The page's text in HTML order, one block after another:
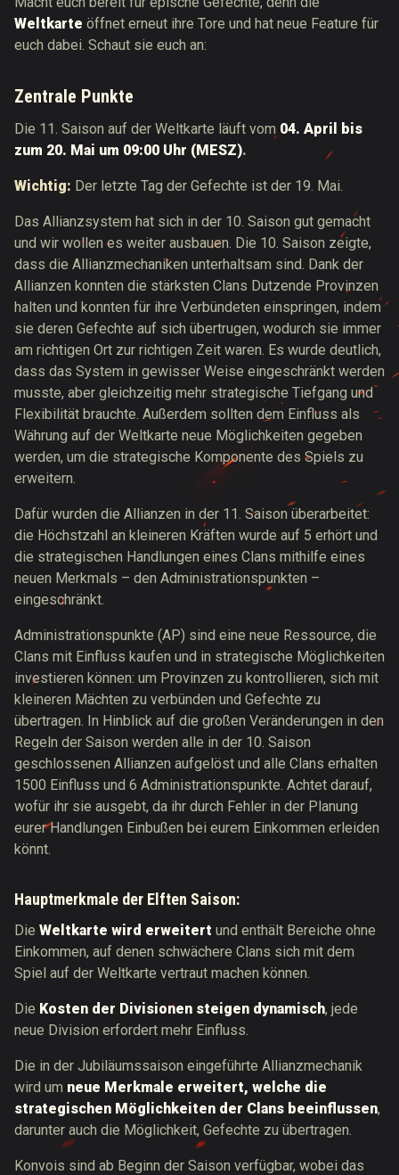
Weltkarte öffnet erneut ihre Tore und hat neue Feature für
euch dabei. Schaut sie euch an:
Zentrale Punkte
Die 11. Saison auf der Weltkarte läuft vom 04. April bis
zum 20. Mai um 09:00 Uhr (MESZ).
Wichtig: Der letzte Tag der Gefechte ist der 19. Mai.
Das Allianzsystem hat sich in der 10. Saison gut gemacht
und wir wollen es weiter ausbauen. Die 10. Saison zeigte,
dass die Allianzmechaniken unterhaltsam sind. Dank der
Allianzen konnten die stärksten Clans Dutzende Provinzen
halten und konnten für ihre Verbündeten einspringen, indem
sie deren Gefechte auf sich übertrugen, wodurch sie immer
am richtigen Ort zur richtigen Zeit waren. Es wurde deutlich,
dass das System in gewisser Weise eingeschränkt werden
musste, aber gleichzeitig mehr strategische Tiefgang und
Flexibilität brauchte. Außerdem sollten dem Einfluss als
Währung auf der Weltkarte neue Möglichkeiten gegeben
werden, um die strategische Komponente des Spiels zu
erweitern.
Dafür wurden die Allianzen in der 11. Saison überarbeitet:
die Höchstzahl an kleineren Kräften wurde auf 5 erhört und
die strategischen Handlungen eines Clans mithilfe eines
neuen Merkmals – den Administrationspunkten –
eingeschränkt.
Administrationspunkte (AP) sind eine neue Ressource, die
Clans mit Einfluss kaufen und in strategische Möglichkeiten
investieren können: um Provinzen zu kontrollieren, sich mit
kleineren Mächten zu verbünden und Gefechte zu
übertragen. In Hinblick auf die großen Veränderungen in den
Regeln der Saison werden alle in der 10. Saison
geschlossenen Allianzen aufgelöst und alle Clans erhalten
1500 Einfluss und 6 Administrationspunkte. Achtet darauf,
wofür ihr sie ausgebt, da ihr durch Fehler in der Planung
eurer Handlungen Einbußen bei eurem Einkommen erleiden
könnt.
Hauptmerkmale der Elften Saison:
Die Weltkarte wird erweitert und enthält Bereiche ohne
Einkommen, auf denen schwächere Clans sich mit dem
Spiel auf der Weltkarte vertraut machen können.
Die Kosten der Divisionen steigen dynamisch, jede
neue Division erfordert mehr Einfluss.
Die in der Jubiläumssaison eingeführte Allianzmechanik
wird um neue Merkmale erweitert, welche die
strategischen Möglichkeiten der Clans beeinflussen,
darunter auch die Möglichkeit, Gefechte zu übertragen.
Konvois sind ab Beginn der Saison verfügbar, wobei das